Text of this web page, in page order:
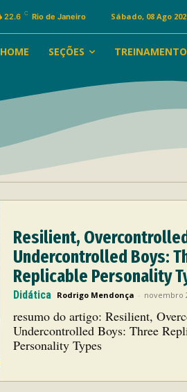
22.6 C Rio de Janeiro Sábado, 08 Ago
HOME SEÇÕES
Resilient,
Undercontrolled Boys:
Replicable Personality
Didática Rodrigo Mendonça - novembro
resumo do artigo: Resilient, Overcontrolled, and
Undercontrolled Boys: Three
Personality Types